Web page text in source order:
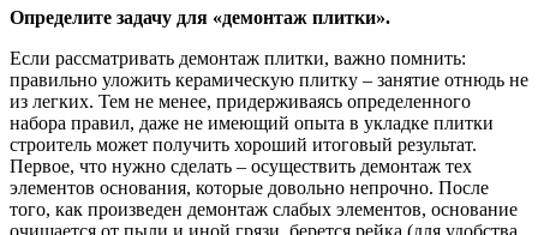
Определите задачу для «демонтаж плитки».
Если рассматривать демонтаж плитки, важно помнить:
правильно уложить керамическую плитку – занятие отнюдь не
из легких. Тем не менее, придерживаясь определенного
набора правил, даже не имеющий опыта в укладке плитки
строитель может получить хороший итоговый результат.
Первое, что нужно сделать – осуществить демонтаж тех
элементов основания, которые довольно непрочно. После
того, как произведен демонтаж слабых элементов, основание
очищается от пыли и иной грязи, берется рейка (для удобства